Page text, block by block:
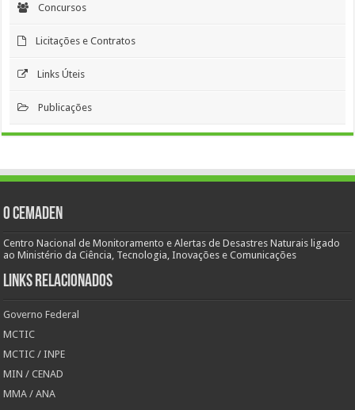
Concursos
Licitações e Contratos
Links Úteis
Publicações
O Cemaden
Centro Nacional de Monitoramento e Alertas de Desastres Naturais ligado
ao Ministério da Ciência, Tecnologia, Inovações e Comunicações
Links Relacionados
Governo Federal
MCTIC
MCTIC / INPE
MIN / CENAD
MMA / ANA